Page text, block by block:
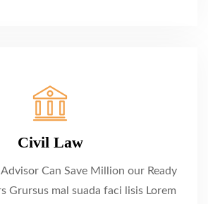
Civil Law
Can Save Million our Ready
Grursus mal suada faci lisis Lorem